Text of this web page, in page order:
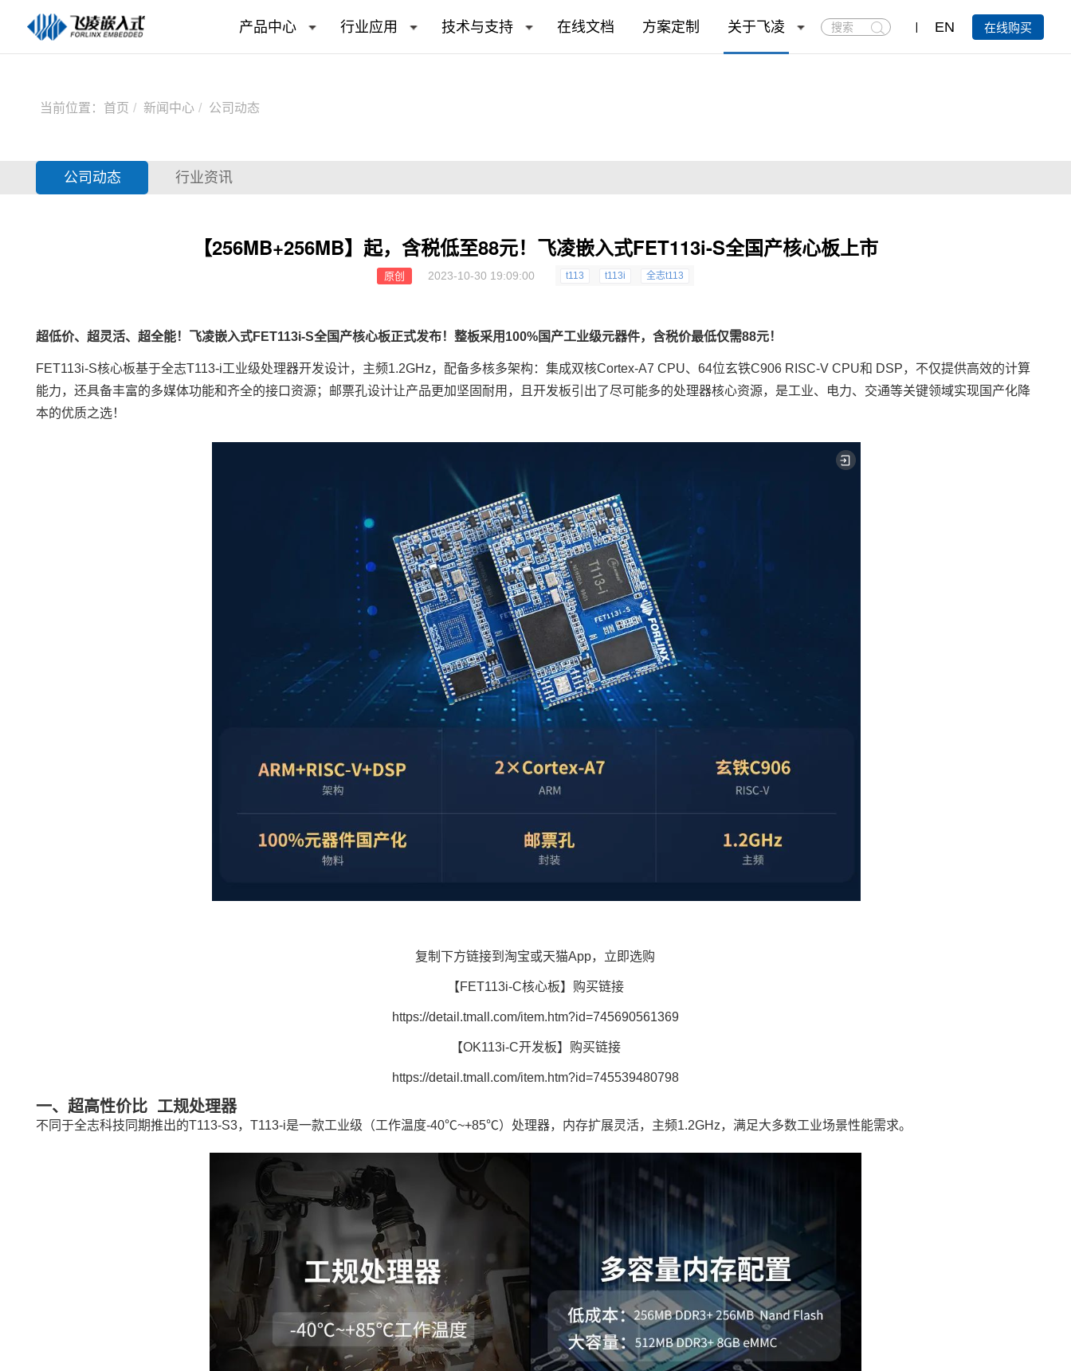
产品中心 行业应用 技术与支持 在线文档 方案定制 关于飞凌
搜
索
EN 在线购买
当前位置： 首页 新闻中心 公司动态
公司动态 行业资讯
【256MB+256MB】起，含税低至88元！飞凌嵌入式FET113i-S全国产核心板上市
原创 2023-10-30 19:09:00 t113 t113i 全志t113
超低价、超灵活、超全能！ 飞凌嵌入式FET113i-S全国产核心板正式发布！整板采用100%国产工业级元器件，含税价最低仅需88元！
FET113i-S核心板基于全志T113-i工业级处理器开发设计，主频1.2GHz，配备多核多架构：集成双核Cortex-A7 CPU、64位玄铁C906 RISC-V CPU和 DSP，不仅提供高效的计算
能力，还具备丰富的多媒体功能和齐全的接口资源；邮票孔设计让产品更加坚固耐用，且开发板引出了尽可能多的处理器核心资源，是工业、 电力、交通等关键领域实现国产化降
本的优质之选！
复制下方链接到淘宝或天猫App，立即选购
【FET113i-C核心板】购买链接
https://detail.tmall.com/item.htm?id=745690561369
【OK113i-C开发板】购买链接
https://detail.tmall.com/item.htm?id=745539480798
一、超高性价比 工规处理器
不同于全志科技同期推出的T113-S3，T113-i是一款工业级（工作温度-40℃~+85℃）处理器，内存扩展灵活，主频1.2GHz，满足大多数工业场景性能需求。